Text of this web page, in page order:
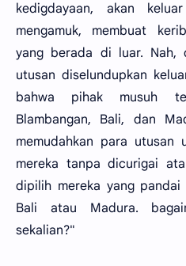
kedigdayaan, akan
mengamuk, membuat
yang berada di luar. Nah,
utusan diselundupkan
bahwa pihak musuh
Blambangan, Bali, dan
memudahkan para utusan
mereka tanpa dicurigai
dipilih mereka yang pandai
Bali atau Madura.
sekalian?"